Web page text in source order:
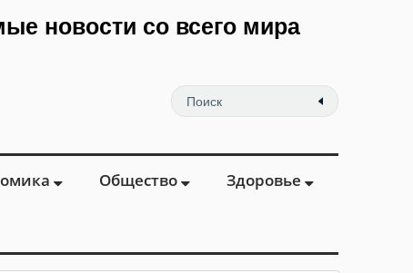
новости со всего мира
Общество Здоровье